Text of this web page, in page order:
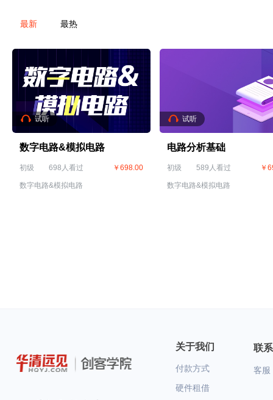
最新 最热
试听
数字电路&模拟电路
初级 698人看过 ￥698.00
数字电路&模拟电路
试听
电路分析基础
初级 589人看过 ￥
数字电路&模拟电路
关于我们
付款方式
硬件租借
联
客服